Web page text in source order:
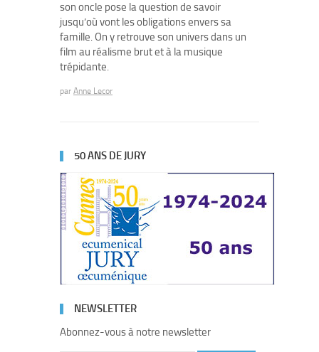
son oncle pose la question de savoir
jusqu’où vont les obligations envers sa
famille. On y retrouve son univers dans un
film au réalisme brut et à la musique
trépidante.
par Anne Lecor
50 ANS DE JURY
NEWSLETTER
Abonnez-vous à notre newsletter